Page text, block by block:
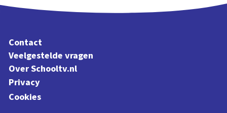
Contact
Veelgestelde vragen
Over Schooltv.nl
Privacy
Cookies